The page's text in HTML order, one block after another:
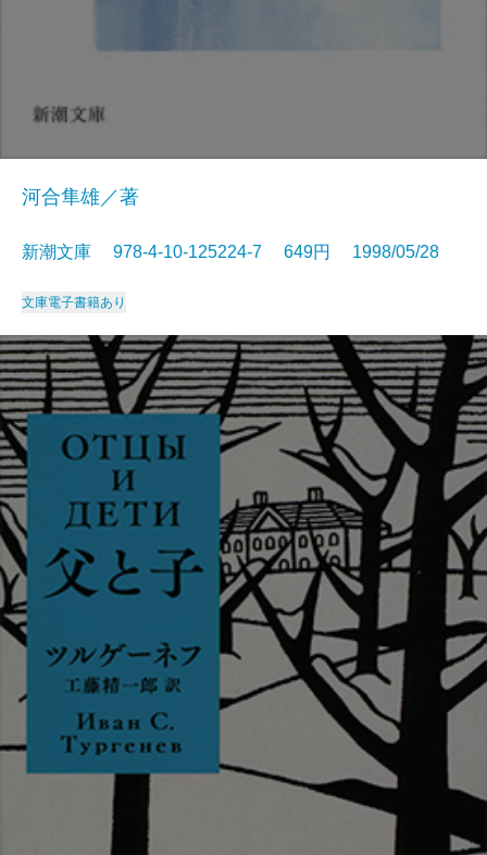
河合隼雄／著
新潮文庫 978-4-10-125224-7 649円 1998/05/28
文庫電子書籍あり